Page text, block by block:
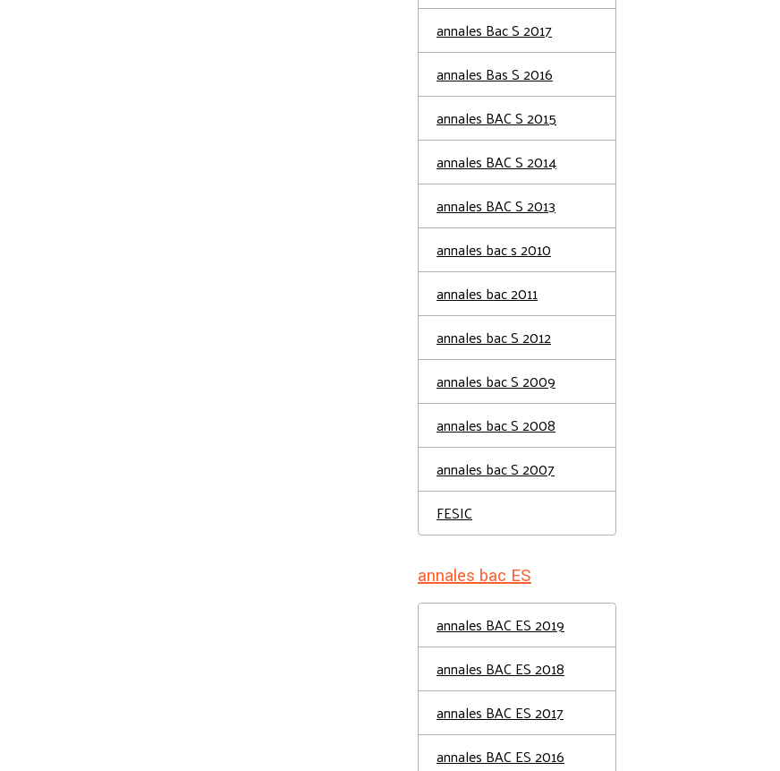
annales Bac S 2017
annales Bas S 2016
annales BAC S 2015
annales BAC S 2014
annales BAC S 2013
annales bac s 2010
annales bac 2011
annales bac S 2012
annales bac S 2009
annales bac S 2008
annales bac S 2007
FESIC
annales bac ES
annales BAC ES 2019
annales BAC ES 2018
annales BAC ES 2017
annales BAC ES 2016